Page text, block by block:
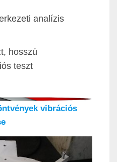
analízis
hosszú
teszt
vibrációs